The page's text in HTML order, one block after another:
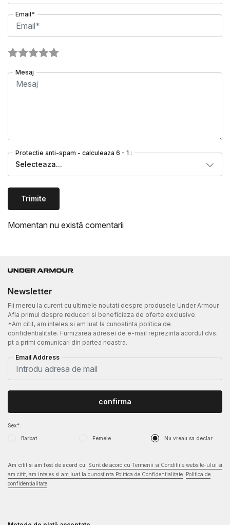
Email*
Mesaj
Protectie anti-spam - calculeaza 6 - 1 :
Selecteaza...
Trimite
Momentan nu există comentarii
Newsletter
Fii mereu la curent cu ultimele noutati despre produsele Under Armour.
Afla primul despre reduceri si beneficiaza de oferte exclusive.
*Am citit, am inteles si am luat la cunostinta politica de
confidentialitate. Furnizarea adresei de e-mail reprezinta acordul dvs.
pt a primi comunicari din partea noastra.
Email Address
Sex*:
Barbat Femeie Nu vreau sa declar
confirma
Am citit si am fost de acord cu
Sunt de acord cu Termenii si Conditiile website-ului si
am citit, am inteles si am luat la cunostinta Politica de Confidentialitate Politica de
confidențialitate